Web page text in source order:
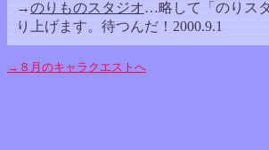
→のりものスタジオ…略して「のりス
り上げます。待つんだ！2000.9.1
→８月のキャラクエストへ